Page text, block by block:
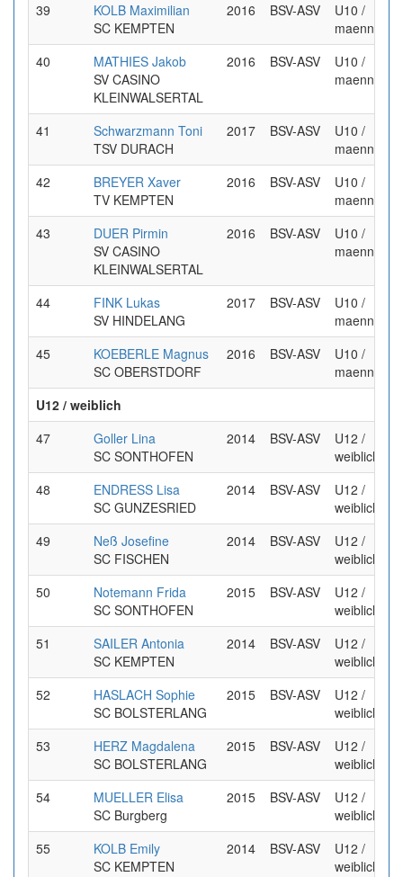
39
KOLB Maximilian
SC KEMPTEN
2016 BSV-ASV
U10 /
maennlich
40
MATHIES Jakob
SV CASINO
KLEINWALSERTAL
2016 BSV-ASV
U10 /
maennlich
41
Schwarzmann Toni
TSV DURACH
2017 BSV-ASV
U10 /
maennlich
42
BREYER Xaver
TV KEMPTEN
2016 BSV-ASV
U10 /
maennlich
43
DUER Pirmin
SV CASINO
KLEINWALSERTAL
2016 BSV-ASV
U10 /
maennlich
44
FINK Lukas
SV HINDELANG
2017 BSV-ASV
U10 /
maennlich
45
KOEBERLE Magnus
SC OBERSTDORF
2016 BSV-ASV
U10 /
maennlich
U12 / weiblich
47
Goller Lina
SC SONTHOFEN
2014 BSV-ASV
U12 /
weiblich
48
ENDRESS Lisa
SC GUNZESRIED
2014 BSV-ASV
U12 /
weiblich
49
Neß Josefine
SC FISCHEN
2014 BSV-ASV
U12 /
weiblich
50
Notemann Frida
SC SONTHOFEN
2015 BSV-ASV
U12 /
weiblich
51
SAILER Antonia
SC KEMPTEN
2014 BSV-ASV
U12 /
weiblich
52
HASLACH Sophie
SC BOLSTERLANG
2015 BSV-ASV
U12 /
weiblich
53
HERZ Magdalena
SC BOLSTERLANG
2015 BSV-ASV
U12 /
weiblich
54
MUELLER Elisa
SC Burgberg
2015 BSV-ASV
U12 /
weiblich
55
KOLB Emily
SC KEMPTEN
2014 BSV-ASV
U12 /
weiblich